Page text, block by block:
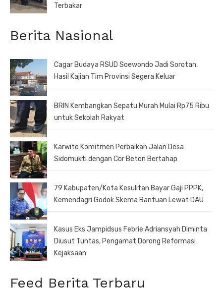
Terbakar
Berita Nasional
Cagar Budaya RSUD Soewondo Jadi Sorotan,
Hasil Kajian Tim Provinsi Segera Keluar
BRIN Kembangkan Sepatu Murah Mulai Rp75 Ribu
untuk Sekolah Rakyat
Karwito Komitmen Perbaikan Jalan Desa
Sidomukti dengan Cor Beton Bertahap
79 Kabupaten/Kota Kesulitan Bayar Gaji PPPK,
Kemendagri Godok Skema Bantuan Lewat DAU
Kasus Eks Jampidsus Febrie Adriansyah Diminta
Diusut Tuntas, Pengamat Dorong Reformasi
Kejaksaan
Feed Berita Terbaru